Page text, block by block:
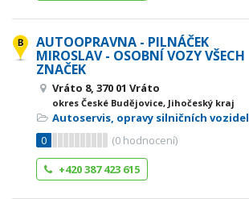
AUTOOPRAVNA - PILNÁČEK
MIROSLAV - OSOBNÍ VOZY VŠECH
ZNAČEK
Vráto 8, 370 01 Vráto
okres České Budějovice, Jihočeský kraj
Autoservis, opravy silničních vozidel
0
(0 hodnocení)
+420 387 423 615